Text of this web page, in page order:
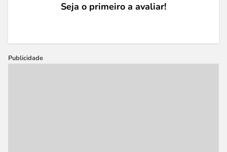
Seja o primeiro a avaliar!
Publicidade